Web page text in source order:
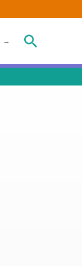
→ Buscar